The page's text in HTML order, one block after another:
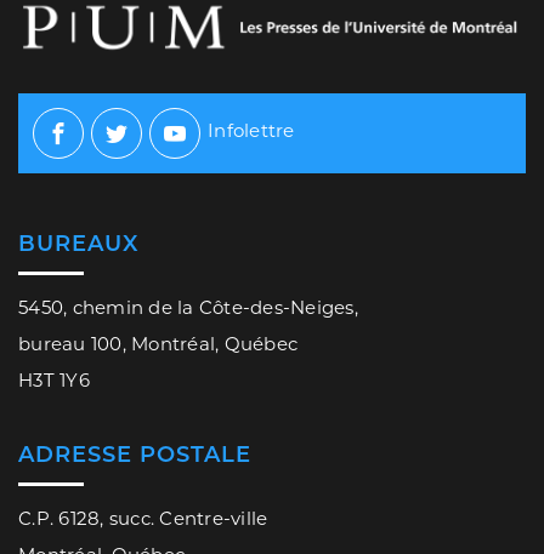
Facebook
TwitterYoutube
Infolettre
BUREAUX
5450, chemin de la Côte-des-Neiges,
bureau 100, Montréal, Québec
H3T 1Y6
ADRESSE POSTALE
C.P. 6128, succ. Centre-ville